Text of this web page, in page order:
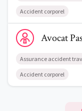
Accident corporel
Voir le profil de
Avocat
Assurance accident
Accident corporel